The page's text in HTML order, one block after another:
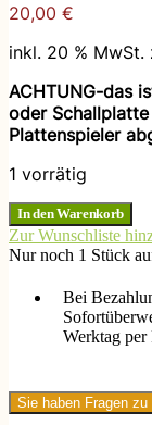
20,00 €
inkl. 20 % MwSt.
ACHTUNG-das
oder
Plattenspieler
1 vorrätig
LP:
Die
Hernalserbuam-
In den Warenkorb
Zur Wunschliste
Nur noch 1 Stück
Bei
Werktag per
Sie haben Fragen